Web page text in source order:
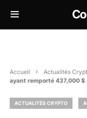
Accueil Actualités
ayant remporté 437,000
ACTUALITÉS CRYPTO